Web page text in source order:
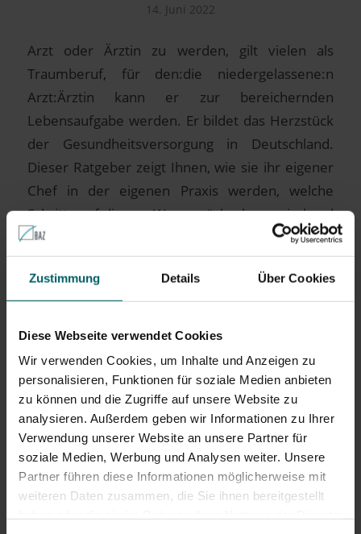
Zustimmung Details Über Cookies
Diese Webseite verwendet Cookies
Wir verwenden Cookies, um Inhalte und Anzeigen zu
personalisieren, Funktionen für soziale Medien anbieten
zu können und die Zugriffe auf unsere Website zu
analysieren. Außerdem geben wir Informationen zu Ihrer
Verwendung unserer Website an unsere Partner für
soziale Medien, Werbung und Analysen weiter. Unsere
Partner führen diese Informationen möglicherweise mit
weiteren Daten zusammen, die Sie ihnen bereitgestellt
14. Juni 2022
Arzt oder Ärztin zu werden, gilt vielen als
Traumberuf, für den:die niedergelassene:n
Arzt:Ärztin kann er zur bereichernden
Lebensaufgabe werden. Er bildet das Herzstück
der Gesundheitsversorgung in Deutschland.
Dieser Ratgeber zeigt Ihnen, wie sie ihr eigener
Chef in der eigenen Praxis werden, welche
Schritte auf diesem Weg zurückzulegen sind und
wie sie als niedergelassene:r Ärztin:Arzt
Bestätigung […]
NäPA in Haus- und
Facharztpraxen
Die Arbeitsanforderungen an Mediziner:innen
steigen aufgrund des demografischen Wandels
unaufhörlich. Dabei müssen Ärzte:innen nicht
alles selbst machen. Routinearbeiten und